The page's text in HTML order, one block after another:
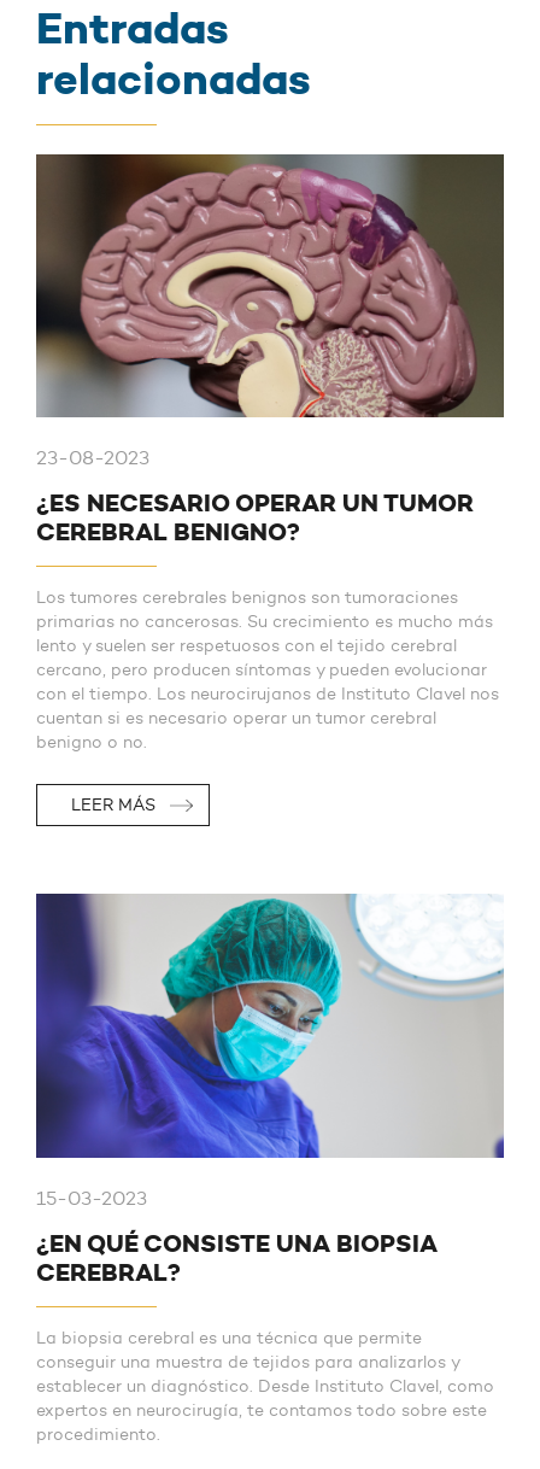
Entradas
relacionadas
23-08-2023
¿ES NECESARIO OPERAR UN TUMOR
CEREBRAL BENIGNO?
Los tumores cerebrales benignos son tumoraciones
primarias no cancerosas. Su crecimiento es mucho más
lento y suelen ser respetuosos con el tejido cerebral
cercano, pero producen síntomas y pueden evolucionar
con el tiempo. Los neurocirujanos de Instituto Clavel nos
cuentan si es necesario operar un tumor cerebral
benigno o no.
LEER MÁS
15-03-2023
¿EN QUÉ CONSISTE UNA BIOPSIA
CEREBRAL?
La biopsia cerebral es una técnica que permite
conseguir una muestra de tejidos para analizarlos y
establecer un diagnóstico. Desde Instituto Clavel, como
expertos en neurocirugía, te contamos todo sobre este
procedimiento.